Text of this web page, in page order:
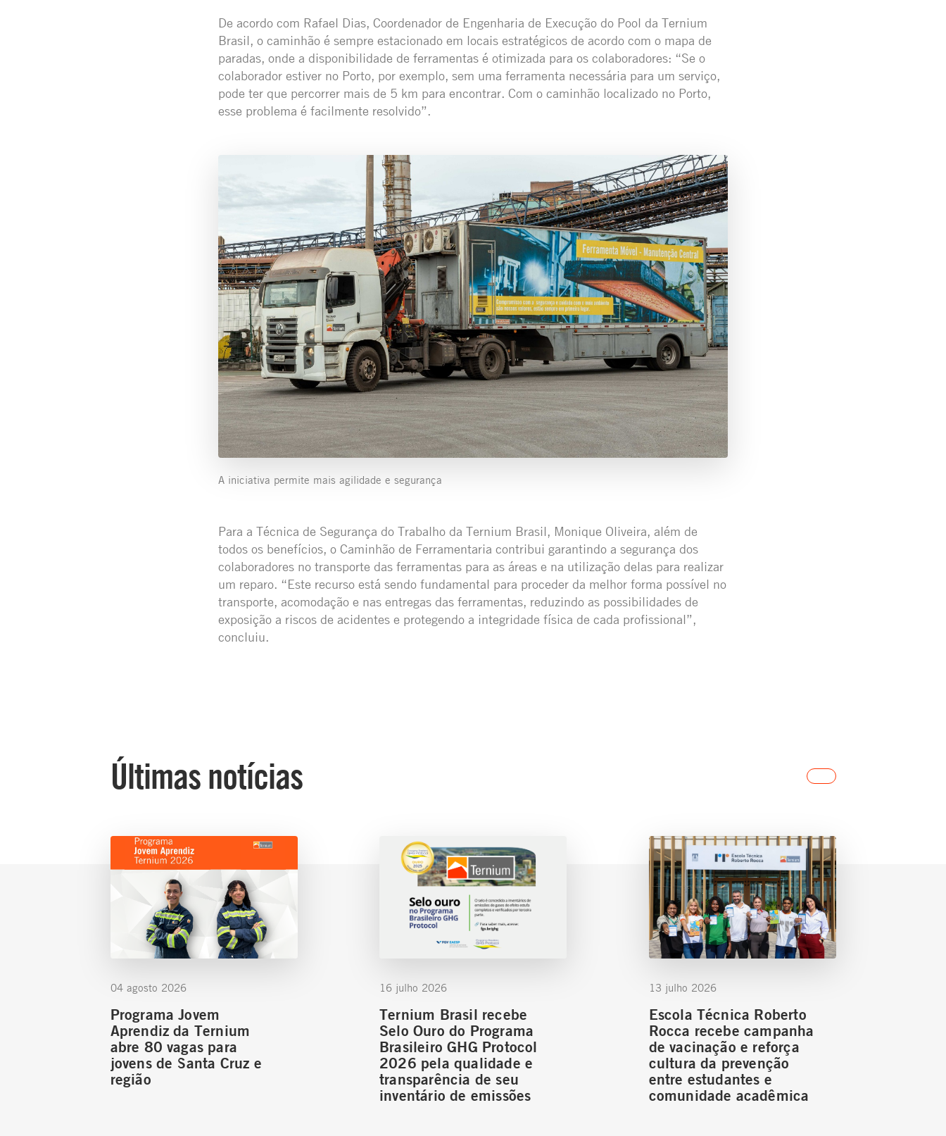
De acordo com Rafael Dias, Coordenador de Engenharia de Execução do Pool da Ternium
Brasil, o caminhão é sempre estacionado em locais estratégicos de acordo com o mapa de
paradas, onde a disponibilidade de ferramentas é otimizada para os colaboradores: “Se o
colaborador estiver no Porto, por exemplo, sem uma ferramenta necessária para um serviço,
pode ter que percorrer mais de 5 km para encontrar. Com o caminhão localizado no Porto,
esse problema é facilmente resolvido”.
A iniciativa permite mais agilidade e segurança
Para a Técnica de Segurança do Trabalho da Ternium Brasil, Monique Oliveira, além de
todos os benefícios, o Caminhão de Ferramentaria contribui garantindo a segurança dos
colaboradores no transporte das ferramentas para as áreas e na utilização delas para realizar
um reparo. “Este recurso está sendo fundamental para proceder da melhor forma possível no
transporte, acomodação e nas entregas das ferramentas, reduzindo as possibilidades de
exposição a riscos de acidentes e protegendo a integridade física de cada profissional”,
concluiu.
Últimas notícias
04 agosto 2026
Programa Jovem
Aprendiz da Ternium
abre 80 vagas para
jovens de Santa Cruz e
região
16 julho 2026
Ternium Brasil recebe
Selo Ouro do Programa
Brasileiro GHG Protocol
2026 pela qualidade e
transparência de seu
inventário de emissões
13 julho 2026
Escola Técnica Roberto
Rocca recebe campanha
de vacinação e reforça
cultura da prevenção
entre estudantes e
comunidade acadêmica